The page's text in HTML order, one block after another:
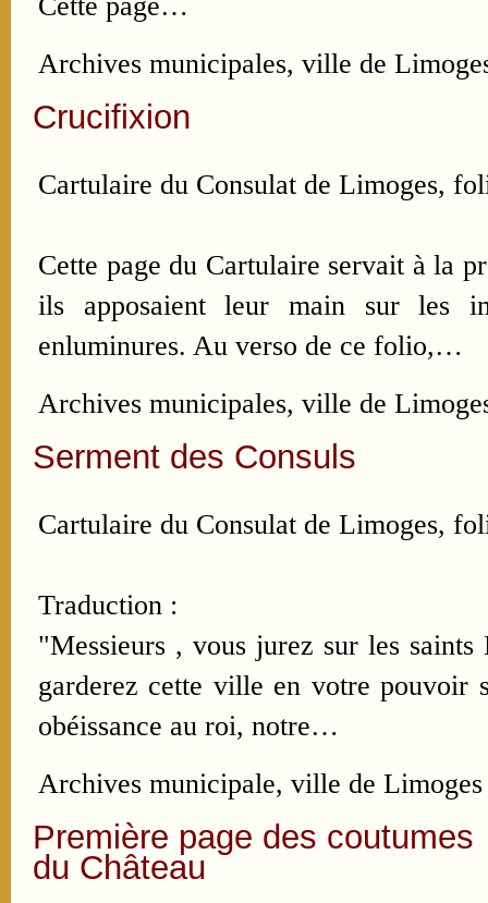
Archives municipales, ville de
Crucifixion
Cartulaire du Consulat de Limoges,
Cette page du Cartulaire servait à la
ils apposaient leur main sur les
enluminures. Au verso de ce folio,…
Archives municipales, ville de
Serment des Consuls
Cartulaire du Consulat de Limoges,
Traduction :
"Messieurs , vous jurez sur les
garderez cette ville en votre pouvoir
obéissance au roi, notre…
Archives municipale, ville de
Première page des coutumes
du Château